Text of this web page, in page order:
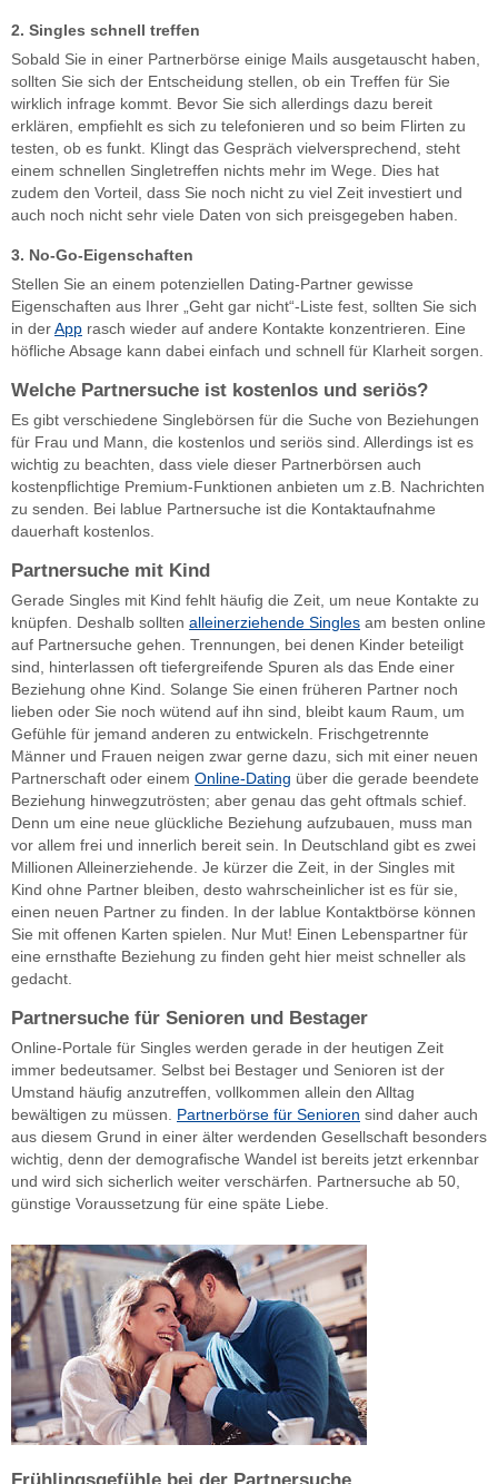
2. Singles schnell treffen
Sobald Sie in einer Partnerbörse einige Mails ausgetauscht haben,
sollten Sie sich der Entscheidung stellen, ob ein Treffen für Sie
wirklich infrage kommt. Bevor Sie sich allerdings dazu bereit
erklären, empfiehlt es sich zu telefonieren und so beim Flirten zu
testen, ob es funkt. Klingt das Gespräch vielversprechend, steht
einem schnellen Singletreffen nichts mehr im Wege. Dies hat
zudem den Vorteil, dass Sie noch nicht zu viel Zeit investiert und
auch noch nicht sehr viele Daten von sich preisgegeben haben.
3. No-Go-Eigenschaften
Stellen Sie an einem potenziellen Dating-Partner gewisse
Eigenschaften aus Ihrer „Geht gar nicht“-Liste fest, sollten Sie sich
in derApp rasch wieder auf andere Kontakte konzentrieren. Eine
höfliche Absage kann dabei einfach und schnell für Klarheit sorgen.
Welche Partnersuche ist kostenlos und seriös?
Es gibt verschiedene Singlebörsen für die Suche von Beziehungen
für Frau und Mann, die kostenlos und seriös sind. Allerdings ist es
wichtig zu beachten, dass viele dieser Partnerbörsen auch
kostenpflichtige Premium-Funktionen anbieten um z.B. Nachrichten
zu senden. Bei lablue Partnersuche ist die Kontaktaufnahme
dauerhaft kostenlos.
Partnersuche mit Kind
Gerade Singles mit Kind fehlt häufig die Zeit, um neue Kontakte zu
knüpfen. Deshalb sollten alleinerziehende Singles am besten online
auf Partnersuche gehen. Trennungen, bei denen Kinder beteiligt
sind, hinterlassen oft tiefergreifende Spuren als das Ende einer
Beziehung ohne Kind. Solange Sie einen früheren Partner noch
lieben oder Sie noch wütend auf ihn sind, bleibt kaum Raum, um
Gefühle für jemand anderen zu entwickeln. Frischgetrennte
Männer und Frauen neigen zwar gerne dazu, sich mit einer neuen
Partnerschaft oder einem Online-Dating über die gerade beendete
Beziehung hinwegzutrösten; aber genau das geht oftmals schief.
Denn um eine neue glückliche Beziehung aufzubauen, muss man
vor allem frei und innerlich bereit sein. In Deutschland gibt es zwei
Millionen Alleinerziehende. Je kürzer die Zeit, in der Singles mit
Kind ohne Partner bleiben, desto wahrscheinlicher ist es für sie,
einen neuen Partner zu finden. In der lablue Kontaktbörse können
Sie mit offenen Karten spielen. Nur Mut! Einen Lebenspartner für
eine ernsthafte Beziehung zu finden geht hier meist schneller als
gedacht.
Partnersuche für Senioren und Bestager
Online-Portale für Singles werden gerade in der heutigen Zeit
immer bedeutsamer. Selbst bei Bestager und Senioren ist der
Umstand häufig anzutreffen, vollkommen allein den Alltag
bewältigen zu müssen. Partnerbörse für Senioren sind daher auch
aus diesem Grund in einer älter werdenden Gesellschaft besonders
wichtig, denn der demografische Wandel ist bereits jetzt erkennbar
und wird sich sicherlich weiter verschärfen. Partnersuche ab 50,
günstige Voraussetzung für eine späte Liebe.